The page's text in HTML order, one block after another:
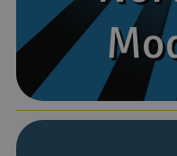
Båter
Droner
Droner for FPV